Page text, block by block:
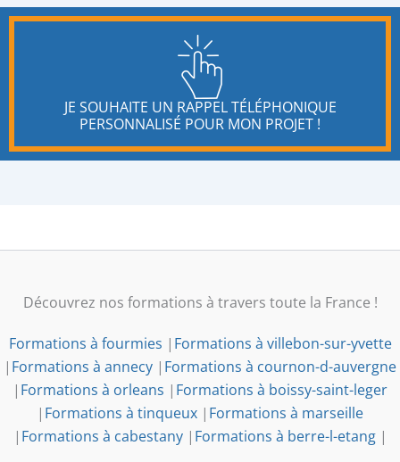
JE SOUHAITE UN RAPPEL TÉLÉPHONIQUE
PERSONNALISÉ POUR MON PROJET !
Découvrez nos formations à travers toute la France !
Formations à fourmies | Formations à villebon-sur-yvette
| Formations à annecy | Formations à cournon-d-auvergne
| Formations à orleans | Formations à boissy-saint-leger
| Formations à tinqueux | Formations à marseille
| Formations à cabestany| Formations à berre-l-etang|